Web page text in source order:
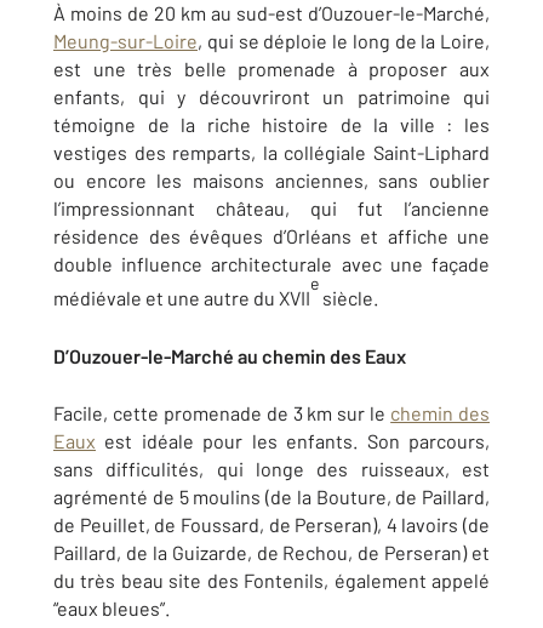
À moins de 20 km au sud-est d’Ouzouer-le-Marché,
Meung-sur-Loire, qui se déploie le long de la Loire,
est une très belle promenade à proposer aux
enfants, qui y découvriront un patrimoine qui
témoigne de la riche histoire de la ville : les
vestiges des remparts, la collégiale Saint-Liphard
ou encore les maisons anciennes, sans oublier
l’impressionnant château, qui fut l’ancienne
résidence des évêques d’Orléans et affiche une
double influence architecturale avec une façade
médiévale et une autre du XVII
e
siècle.
D’Ouzouer-le-Marché au chemin des Eaux
Facile, cette promenade de 3 km sur le chemin des
Eaux est idéale pour les enfants. Son parcours,
sans difficulités, qui longe des ruisseaux, est
agrémenté de 5 moulins (de la Bouture, de Paillard,
de Peuillet, de Foussard, de Perseran), 4 lavoirs (de
Paillard, de la Guizarde, de Rechou, de Perseran) et
du très beau site des Fontenils, également appelé
“eaux bleues”.